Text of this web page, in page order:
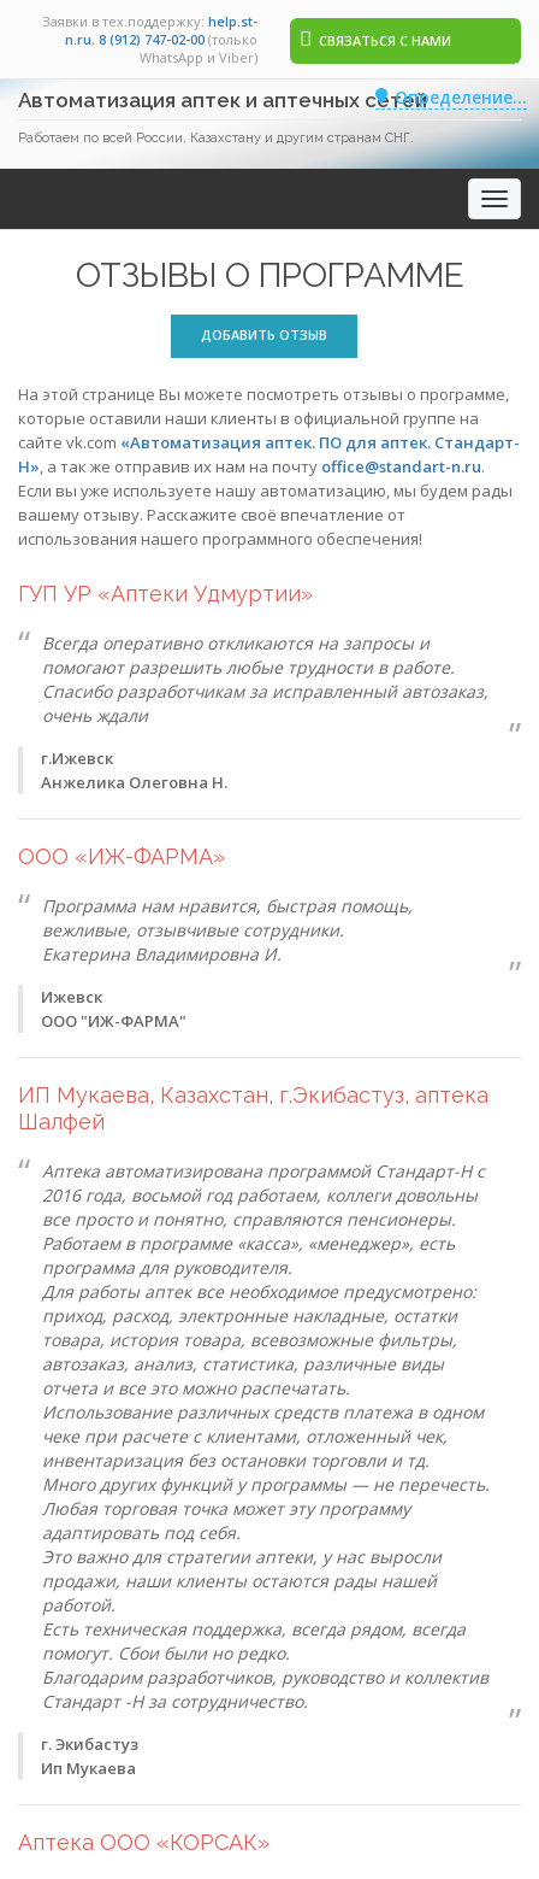
Заявки в тех.поддержку: help.st-
n.ru, 8 (912) 747-02-00 (только
WhatsApp и Viber)
СВЯЗАТЬСЯ С НАМИ
Автоматизация аптек и аптечных сетей
Работаем по всей России, Казахстану и другим странам СНГ.
Определение...
Toggle
ОТЗЫВЫ О ПРОГРАММЕ
ДОБАВИТЬ ОТЗЫВ
На этой странице Вы можете посмотреть отзывы о программе,
которые оставили наши клиенты в официальной группе на
сайте vk.com «Автоматизация аптек. ПО для аптек. Стандарт-
Н», а так же отправив их нам на почту office@standart-n.ru.
Если вы уже используете нашу автоматизацию, мы будем рады
вашему отзыву. Расскажите своё впечатление от
использования нашего программного обеспечения!
ГУП УР «Аптеки Удмуртии»
Всегда оперативно откликаются на запросы и
помогают разрешить любые трудности в работе.
Спасибо разработчикам за исправленный автозаказ,
очень ждали
г.Ижевск
Анжелика Олеговна Н.
ООО «ИЖ-ФАРМА»
Программа нам нравится, быстрая помощь,
вежливые, отзывчивые сотрудники.
Екатерина Владимировна И.
Ижевск
ООО "ИЖ-ФАРМА"
ИП Мукаева, Казахстан, г.Экибастуз, аптека
Шалфей
Аптека автоматизирована программой Стандарт-Н с
2016 года, восьмой год работаем, коллеги довольны
все просто и понятно, справляются пенсионеры.
Работаем в программе «касса», «менеджер», есть
программа для руководителя.
Для работы аптек все необходимое предусмотрено:
приход, расход, электронные накладные, остатки
товара, история товара, всевозможные фильтры,
автозаказ, анализ, статистика, различные виды
отчета и все это можно распечатать.
Использование различных средств платежа в одном
чеке при расчете с клиентами, отложенный чек,
инвентаризация без остановки торговли и тд.
Много других функций у программы — не перечесть.
Любая торговая точка может эту программу
адаптировать под себя.
Это важно для стратегии аптеки, у нас выросли
продажи, наши клиенты остаются рады нашей
работой.
Есть техническая поддержка, всегда рядом, всегда
помогут. Сбои были но редко.
Благодарим разработчиков, руководство и коллектив
Стандарт -Н за сотрудничество.
г. Экибастуз
Ип Мукаева
Аптека ООО «КОРСАК»